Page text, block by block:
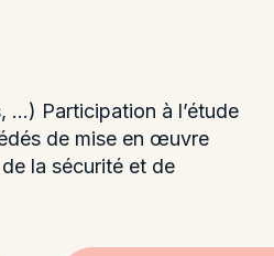
…) Participation à l’étude
de mise en œuvre
la sécurité et de